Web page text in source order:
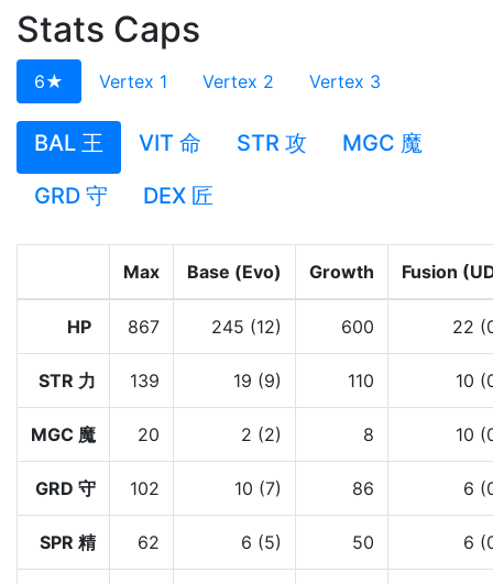
Stats Caps
6★ Vertex 1 Vertex 2 Vertex 3
BAL 王 VIT 命 STR 攻
MGC 魔
GRD 守
DEX 匠
Max Base (Evo) Growth Fusion
HP 867 245 (12) 600 22
STR 力 139 19 (9) 110 10
MGC 魔 20 2 (2) 8 10
GRD 守 102 10 (7) 86 6
SPR 精 62 6 (5) 50 6